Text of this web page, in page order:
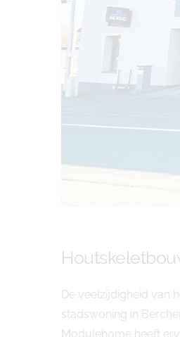
De veelzijdigheid van
stadswoning in
Modulehome heeft